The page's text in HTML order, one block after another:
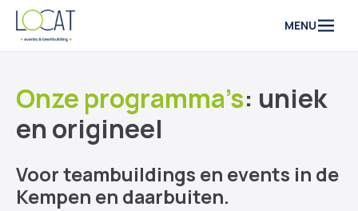
Naar inhoud
MENU
Onze programma’s: uniek
en origineel
Voor teambuildings en events in de
Kempen en daarbuiten.